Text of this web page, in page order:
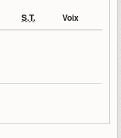
S.T. Voix